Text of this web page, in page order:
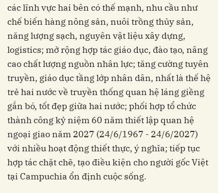
các lĩnh vực hai bên có thế mạnh, nhu cầu như
chế biến hàng nông sản, nuôi trồng thủy sản,
năng lượng sạch, nguyên vật liệu xây dựng,
logistics; mở rộng hợp tác giáo dục, đào tạo, nâng
cao chất lượng nguồn nhân lực; tăng cường tuyên
truyền, giáo dục tầng lớp nhân dân, nhất là thế hệ
trẻ hai nước về truyền thống quan hệ láng giềng
gắn bó, tốt đẹp giữa hai nước; phối hợp tổ chức
thành công kỷ niệm 60 năm thiết lập quan hệ
ngoại giao năm 2027 (24/6/1967 - 24/6/2027)
với nhiều hoạt động thiết thực, ý nghĩa; tiếp tục
hợp tác chặt chẽ, tạo điều kiện cho người gốc Việt
tại Campuchia ổn định cuộc sống.